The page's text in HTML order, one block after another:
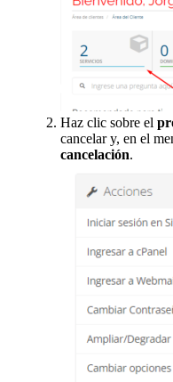
Haz clic sobre el
cancelar y, en el
cancelación.